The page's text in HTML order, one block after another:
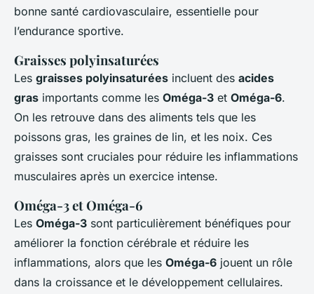
bonne santé cardiovasculaire, essentielle pour
l’endurance sportive.
Graisses polyinsaturées
Les graisses polyinsaturées incluent des acides
gras importants comme les Oméga-3 et Oméga-6.
On les retrouve dans des aliments tels que les
poissons gras, les graines de lin, et les noix. Ces
graisses sont cruciales pour réduire les inflammations
musculaires après un exercice intense.
Oméga-3 et Oméga-6
Les Oméga-3 sont particulièrement bénéfiques pour
améliorer la fonction cérébrale et réduire les
inflammations, alors que les Oméga-6 jouent un rôle
dans la croissance et le développement cellulaires.